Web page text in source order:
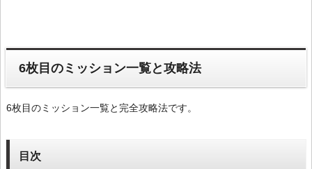
6枚目のミッション一覧と攻略法
6枚目のミッション一覧と完全攻略法です。
目次